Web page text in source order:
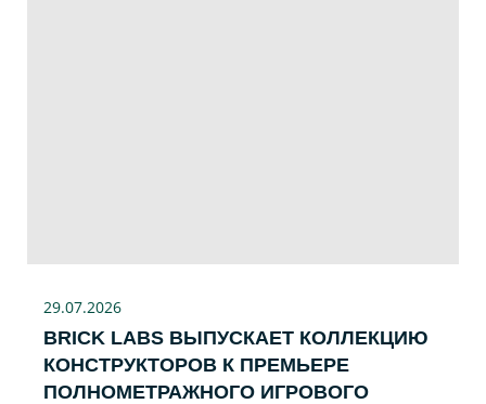
29.07.2026
BRICK LABS ВЫПУСКАЕТ КОЛЛЕКЦИЮ
КОНСТРУКТОРОВ К ПРЕМЬЕРЕ
ПОЛНОМЕТРАЖНОГО ИГРОВОГО